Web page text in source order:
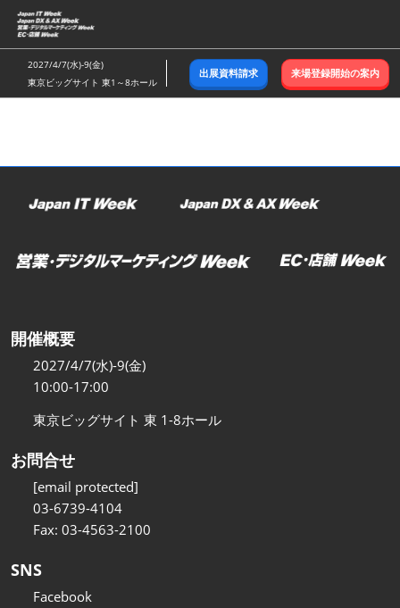
ス
キ
ッ
し
む
2027/4/7(水)-9(金)
東京ビッグサイト 東1～8ホール
出展資料請求 来場登録開始の案内
開催概要
2027/4/7(水)-9(金)
10:00-17:00
東京ビッグサイト 東 1-8ホール
お問合せ
[email protected]
03-6739-4104
Fax: 03-4563-2100
SNS
Facebook